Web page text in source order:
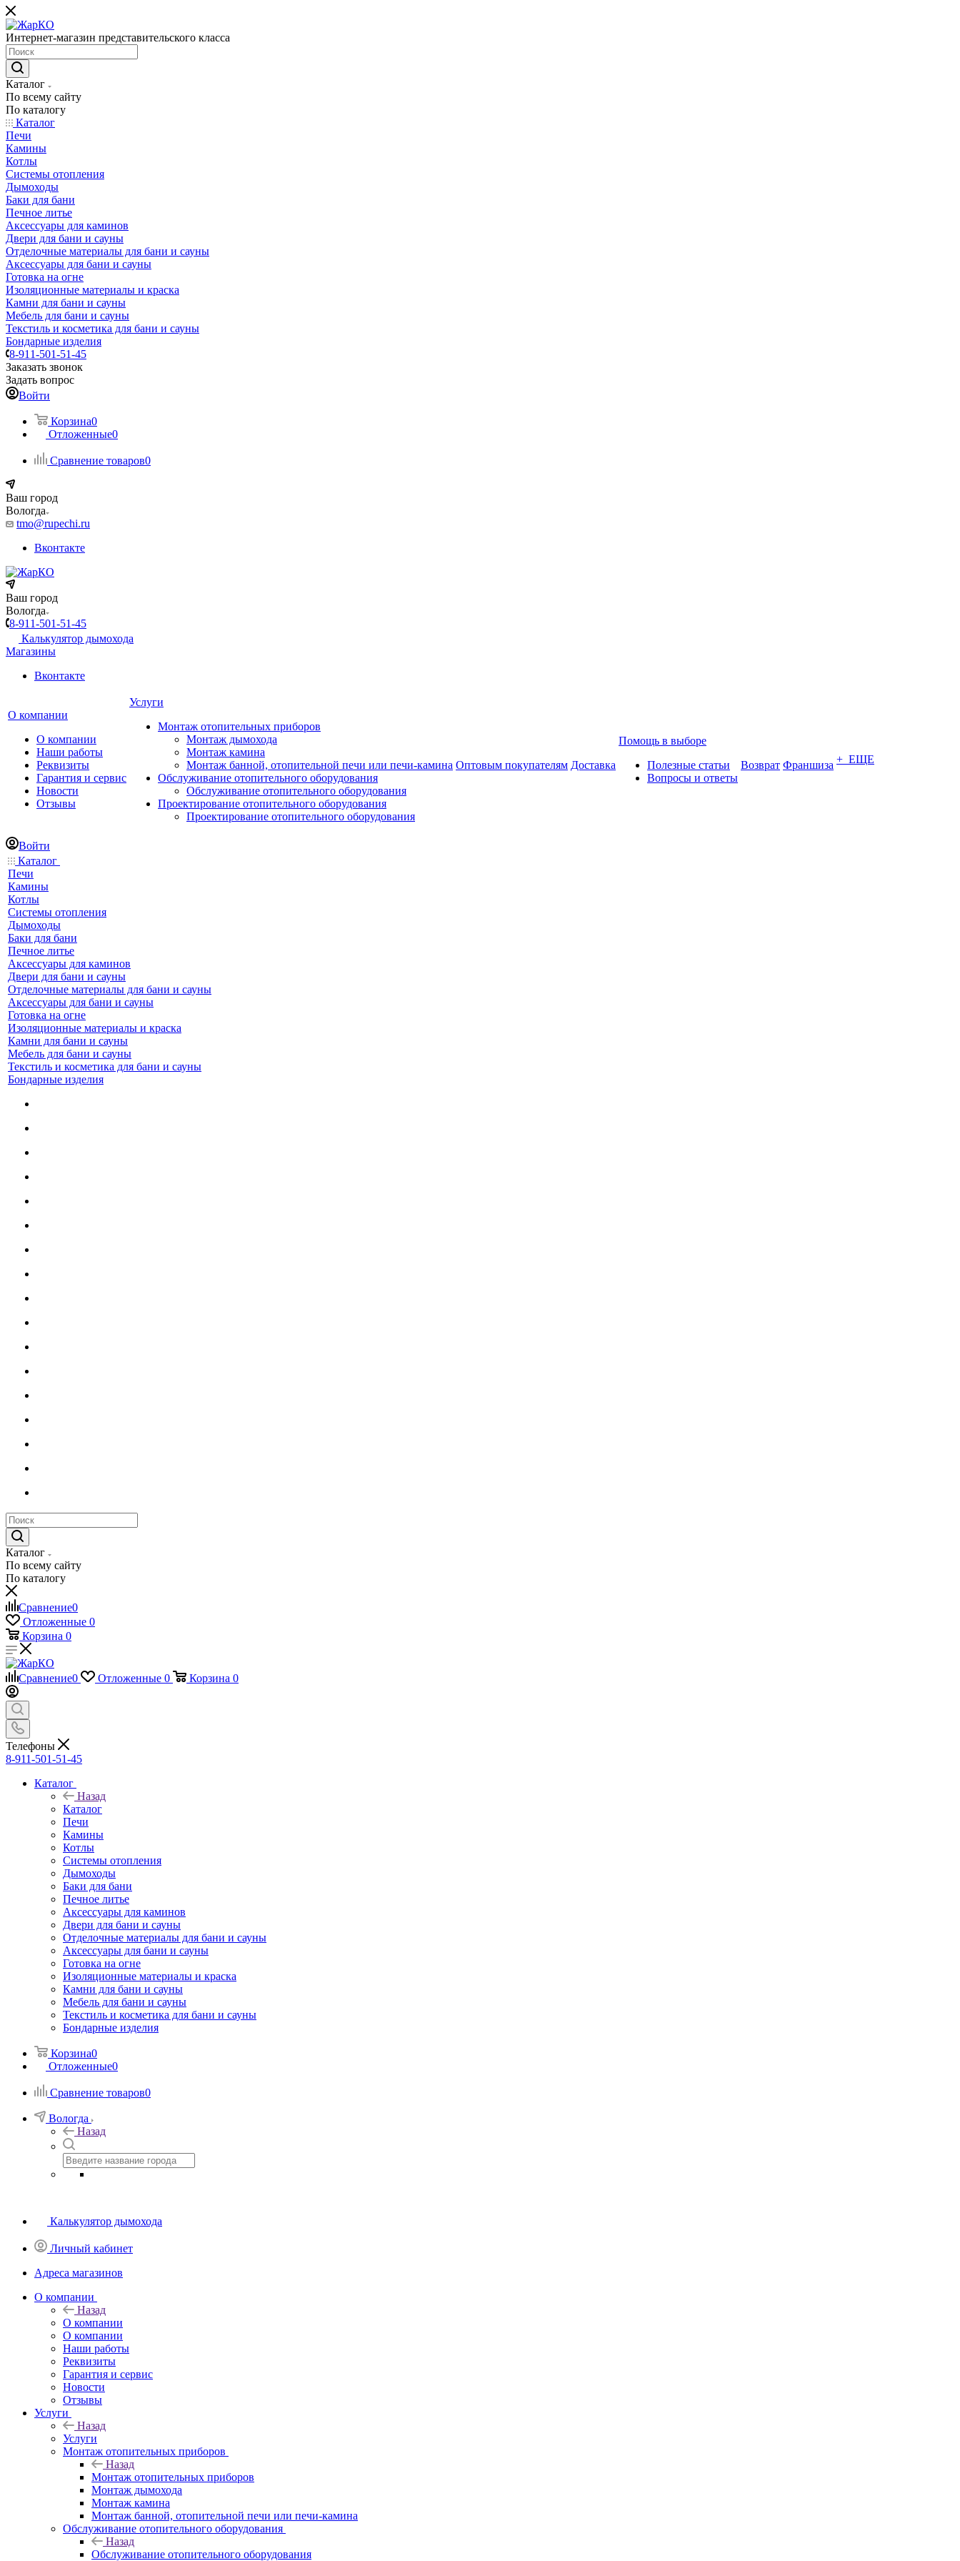
Интернет-магазин представительского класса
Каталог
По всему сайту
По каталогу
Каталог
Печи
Камины
Котлы
Системы отопления
Дымоходы
Баки для бани
Печное литье
Аксессуары для каминов
Двери для бани и сауны
Отделочные материалы для бани и сауны
Аксессуары для бани и сауны
Готовка на огне
Изоляционные материалы и краска
Камни для бани и сауны
Мебель для бани и сауны
Текстиль и косметика для бани и сауны
Бондарные изделия
8-911-501-51-45
Заказать звонок
Задать вопрос
Войти
Корзина0
Отложенные0
Сравнение товаров0
Ваш город
Вологда
tmo@rupechi.ru
Вконтакте
Ваш город
Вологда
8-911-501-51-45
Калькулятор дымохода
Магазины
Вконтакте
О компании
О компании
Наши работы
Реквизиты
Гарантия и сервис
Новости
Отзывы
Услуги
Монтаж отопительных приборов
Монтаж дымохода
Монтаж камина
Монтаж банной, отопительной печи или печи-камина
Обслуживание отопительного оборудования
Обслуживание отопительного оборудования
Проектирование отопительного оборудования
Проектирование отопительного оборудования
Оптовым покупателям Доставка
Помощь в выборе
Полезные статьи
Вопросы и ответы
Возврат Франшиза + ЕЩЕ
Войти
Каталог
Печи
Камины
Котлы
Системы отопления
Дымоходы
Баки для бани
Печное литье
Аксессуары для каминов
Двери для бани и сауны
Отделочные материалы для бани и сауны
Аксессуары для бани и сауны
Готовка на огне
Изоляционные материалы и краска
Камни для бани и сауны
Мебель для бани и сауны
Текстиль и косметика для бани и сауны
Бондарные изделия
Каталог
По всему сайту
По каталогу
Сравнение0
Отложенные 0
Корзина 0
Сравнение0 Отложенные 0 Корзина 0
Телефоны
8-911-501-51-45
Каталог
Назад
Каталог
Печи
Камины
Котлы
Системы отопления
Дымоходы
Баки для бани
Печное литье
Аксессуары для каминов
Двери для бани и сауны
Отделочные материалы для бани и сауны
Аксессуары для бани и сауны
Готовка на огне
Изоляционные материалы и краска
Камни для бани и сауны
Мебель для бани и сауны
Текстиль и косметика для бани и сауны
Бондарные изделия
Корзина0
Отложенные0
Сравнение товаров0
Вологда
Назад
Калькулятор дымохода
Личный кабинет
Адреса магазинов
O компании
Назад
O компании
О компании
Наши работы
Реквизиты
Гарантия и сервис
Новости
Отзывы
Услуги
Назад
Услуги
Монтаж отопительных приборов
Назад
Монтаж отопительных приборов
Монтаж дымохода
Монтаж камина
Монтаж банной, отопительной печи или печи-камина
Обслуживание отопительного оборудования
Назад
Обслуживание отопительного оборудования